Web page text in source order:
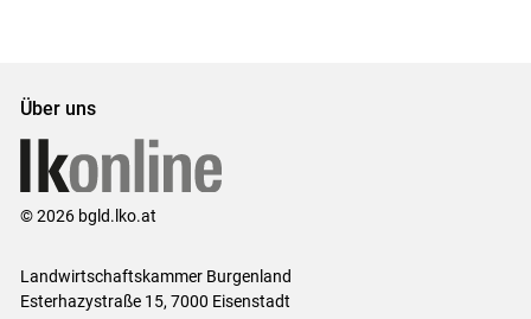
Über uns
© 2026 bgld.lko.at
Landwirtschaftskammer Burgenland
Esterhazystraße 15, 7000 Eisenstadt